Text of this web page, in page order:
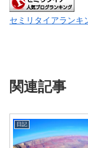
セミリタイアランキ
関連記事
日記